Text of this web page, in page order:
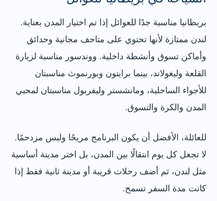
بريطانيا مناسبة جدًا للعوائل إذا تم اختيار المدن بعناية.
لندن ممتازة لأنها تحتوي على متاحف مجانية وحدائق
وأماكن تسوق وأنشطة داخلية. ووندسور مناسبة لزيارة
القلعة وليغولاند، بينما برايتون وبورنموث مناسبتان
للأجواء الساحلية، ومانشستر وليفربول مناسبتان لمحبي
المدن والكرة والتسوق.
للعائلة، الأفضل أن يكون البرنامج مريحًا وليس مزدحمًا.
لا تجعل كل يوم انتقالًا بين المدن، بل اختر مدينة أساسية
مثل لندن، ثم أضف رحلات قريبة أو مدينة ثانية فقط إذا
كانت مدة السفر تسمح.